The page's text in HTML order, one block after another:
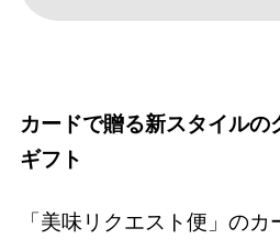
カードで贈る新スタイル
ギフト
「美味リクエスト便」の